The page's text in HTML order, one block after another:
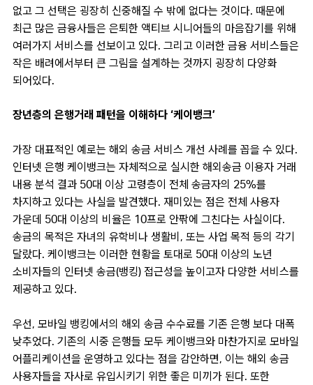
없고 그 선택은 굉장히 신중해질 수 밖에 없다는 것이다. 때문에
최근 많은 금융사들은 은퇴한 액티브 시니어들의 마음잡기를 위해
여러가지 서비스를 선보이고 있다. 그리고 이러한 금융 서비스들은
작은 배려에서부터 큰 그림을 설계하는 것까지 굉장히 다양화
되어있다.
장년층의 은행거래 패턴을 이해하다 ‘케이뱅크’
가장 대표적인 예로는 해외 송금 서비스 개선 사례를 꼽을 수 있다.
인터넷 은행 케이뱅크는 자체적으로 실시한 해외송금 이용자 거래
내용 분석 결과 50대 이상 고령층이 전체 송금자의 25%를
차지하고 있다는 사실을 발견했다. 재미있는 점은 전체 사용자
가운데 50대 이상의 비율은 10프로 안팎에 그친다는 사실이다.
송금의 목적은 자녀의 유학비나 생활비, 또는 사업 목적 등의 각기
달랐다. 케이뱅크는 이러한 현황을 토대로 50대 이상의 노년
소비자들의 인터넷 송금(뱅킹) 접근성을 높이고자 다양한 서비스를
제공하고 있다.
우선, 모바일 뱅킹에서의 해외 송금 수수료를 기존 은행 보다 대폭
낮추었다. 기존의 시중 은행들 모두 케이뱅크와 마찬가지로 모바일
어플리케이션을 운영하고 있다는 점을 감안하면, 이는 해외 송금
사용자들을 자사로 유입시키기 위한 좋은 미끼가 된다. 또한